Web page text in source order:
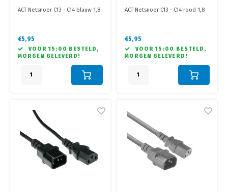
ACT Netsnoer C13 - C14 blauw 1,8
€5,95
VOOR 15:00 BESTELD,
MORGEN GELEVERD!
ACT Netsnoer C13 - C14 rood 1,8
€5,95
VOOR 15:00 BESTELD,
MORGEN GELEVERD!